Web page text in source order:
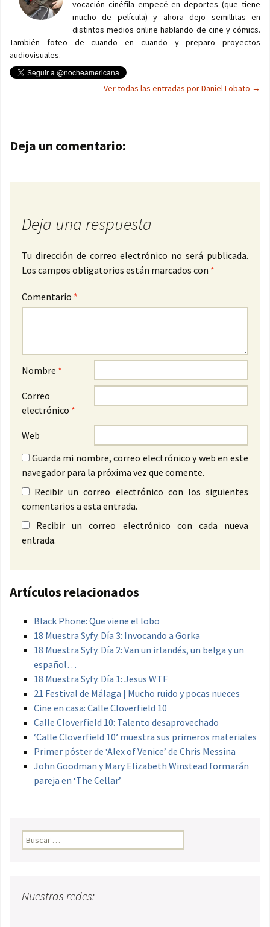
vocación cinéfila empecé en deportes (que tiene
mucho de película) y ahora dejo semillitas en
distintos medios online hablando de cine y cómics.
También foteo de cuando en cuando y preparo proyectos
audiovisuales.
Ver todas las entradas por Daniel Lobato →
Navegación de entradas
Deja un comentario:
Deja una respuesta
Tu dirección de correo electrónico no será publicada.
Los campos obligatorios están marcados con *
Comentario *
Nombre *
Correo
electrónico *
Web
Guarda mi nombre, correo electrónico y web en este
navegador para la próxima vez que comente.
Recibir un correo electrónico con los siguientes
comentarios a esta entrada.
Recibir un correo electrónico con cada nueva
entrada.
Artículos relacionados
Black Phone: Que viene el lobo
18 Muestra Syfy. Día 3: Invocando a Gorka
18 Muestra Syfy. Día 2: Van un irlandés, un belga y un
español…
18 Muestra Syfy. Día 1: Jesus WTF
21 Festival de Málaga | Mucho ruido y pocas nueces
Cine en casa: Calle Cloverfield 10
Calle Cloverfield 10: Talento desaprovechado
‘Calle Cloverfield 10’ muestra sus primeros materiales
Primer póster de ‘Alex of Venice’ de Chris Messina
John Goodman y Mary Elizabeth Winstead formarán
pareja en ‘The Cellar’
Buscar:
Nuestras redes: